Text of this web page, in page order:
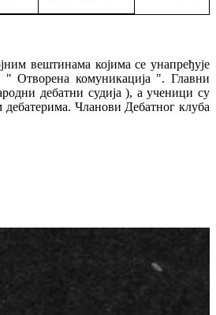
вештинама којима се унапређује
" Отворена комуникација ". Главни
дебатни судија ), а ученици су
Чланови Дебатног клуба